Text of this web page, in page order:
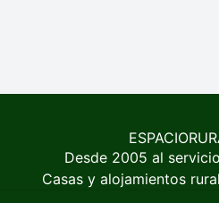
Desde 2005 al
Casas y alojamientos